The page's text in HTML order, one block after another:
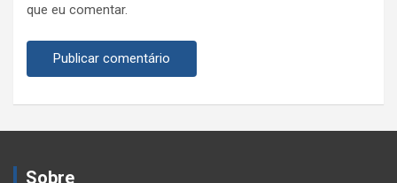
que eu comentar.
Sobre